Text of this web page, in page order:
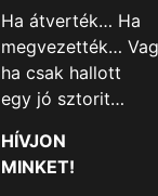
Ha átverték… Ha
megvezették…
ha csak hallott
egy jó sztorit…
HÍVJON
MINKET!